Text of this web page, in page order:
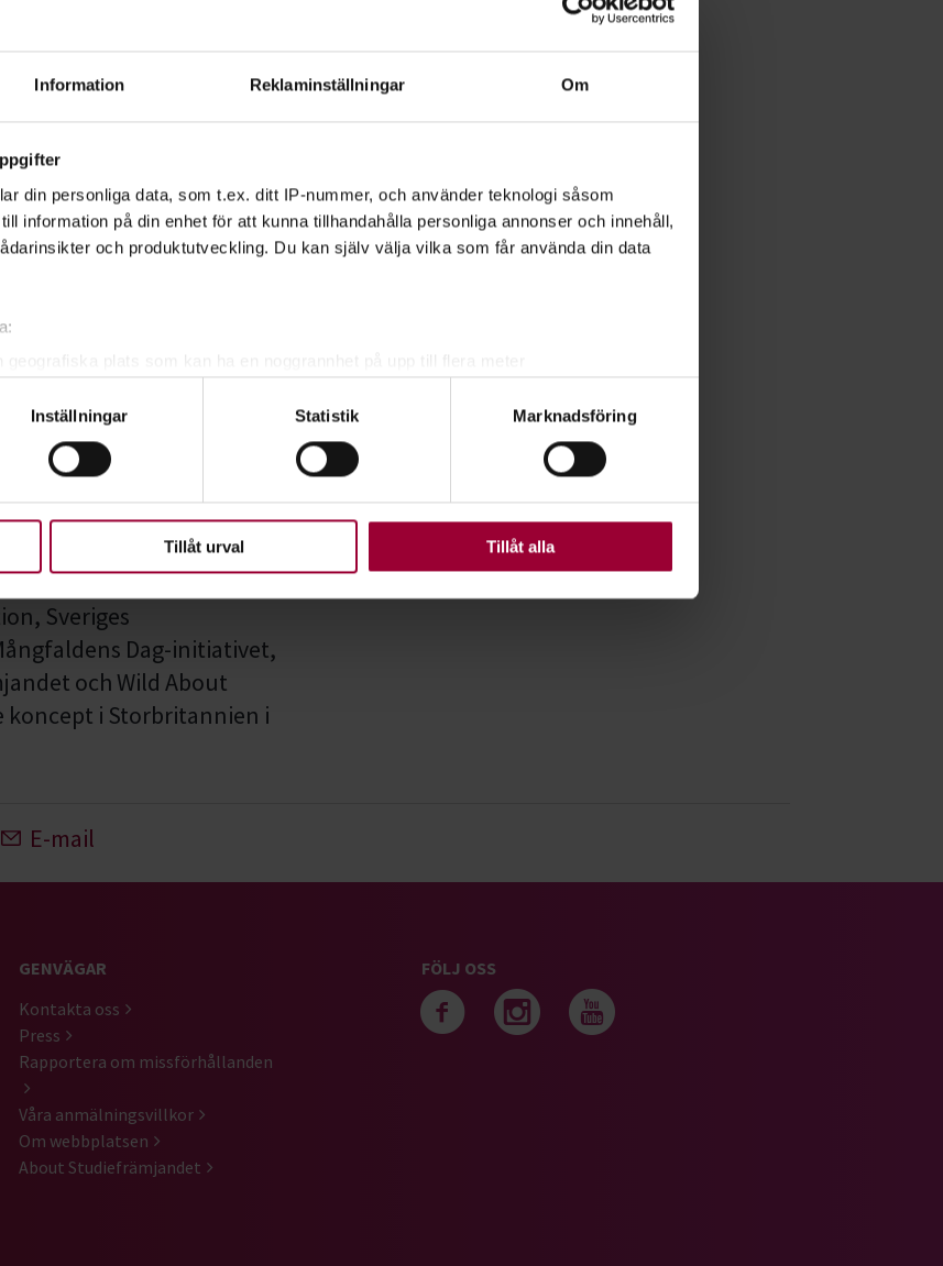
Information Reklaminställningar Om
din personliga data, som t.ex. ditt IP-nummer, och använder teknologi såsom
information på din enhet för att kunna tillhandahålla personliga annonser och innehåll,
och produktutveckling. Du kan själv välja vilka som får använda din data
geografiska plats som kan ha en noggrannhet på upp till flera meter
uppgifter behandlas och ställ in dina preferenser i
detaljsektionen . Du kan ändra
helst från cookie-förklaringen.
som möjligt använder vi kakor (cookies) på vår webbplats. Vissa kakor är
Inställningar Statistik Marknadsföring
Tillåt urval Tillåt alla
Hon har också
innergård och
guide och håller
- ett samarbete
Sveriges
Dag-initiativet,
och Wild About
koncept i Storbritannien i
E-mail
GENVÄGAR
Kontakta oss
Press
Rapportera om missförhållanden
Våra anmälningsvillkor
Om webbplatsen
About Studiefrämjandet
FÖLJ OSS
Följ oss på facebook
Följ oss på instagram
Följ oss på youtube